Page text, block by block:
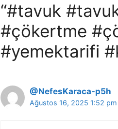
“#tavuk
#çökertme
#yemektarifi
@NefesKaraca-p5h
Ağustos 16, 2025 1:52 pm